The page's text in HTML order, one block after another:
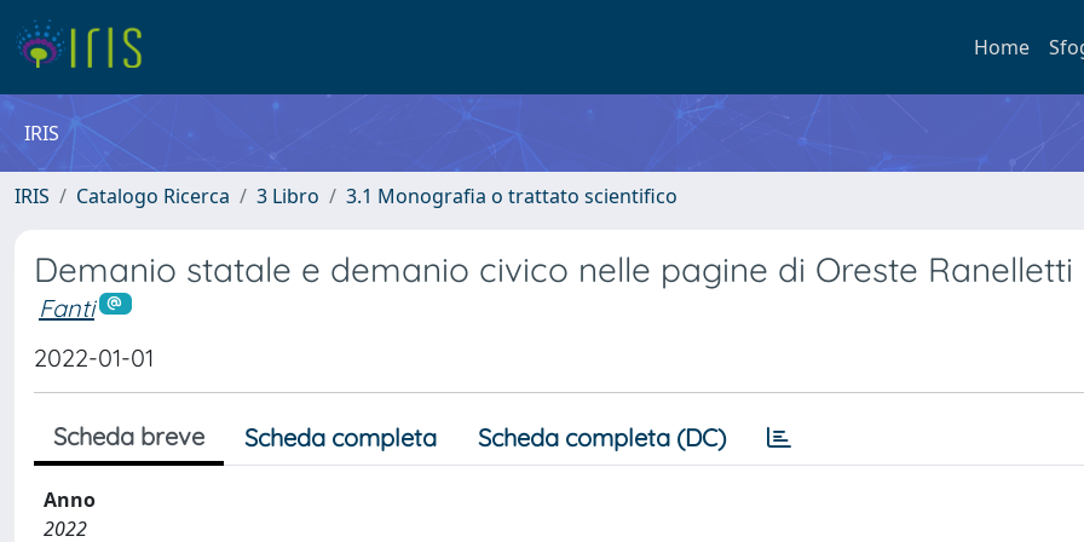
Home
IRIS
IRIS Catalogo Ricerca 3 Libro 3.1 Monografia o trattato scientifico
Demanio statale e demanio civico nelle pagine di Oreste Ranelletti
Fanti
2022-01-01
Scheda breve Scheda completa Scheda completa (DC)
Anno
2022